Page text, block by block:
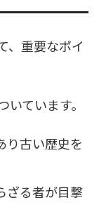
、重要なポイ
ています。
り古い歴史を
ざる者が目撃